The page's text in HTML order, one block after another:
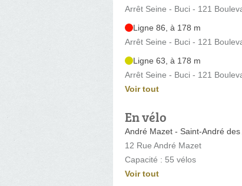
Arrêt Seine - Buci - 121
Ligne 86, à 178 m
Arrêt Seine - Buci - 121
Ligne 63, à 178 m
Arrêt Seine - Buci - 121
Voir tout
En vélo
André Mazet - Saint-André des
12 Rue André Mazet
Capacité : 55 vélos
Voir tout